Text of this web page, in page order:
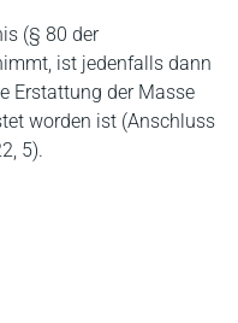
(§ 80 der
ist jedenfalls dann
Erstattung der Masse
worden ist (Anschluss
5).